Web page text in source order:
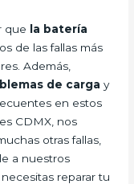
que
la batería
de las fallas más
Además,
de carga y
en estos
CDMX, nos
otras fallas,
a nuestros
reparar tu